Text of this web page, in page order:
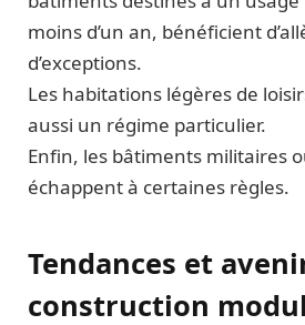
moins d’un an, bénéficient
d’exceptions.
Les habitations légères de
aussi un régime particulier.
Enfin, les bâtiments militaires
échappent à certaines règles.
Tendances et
construction